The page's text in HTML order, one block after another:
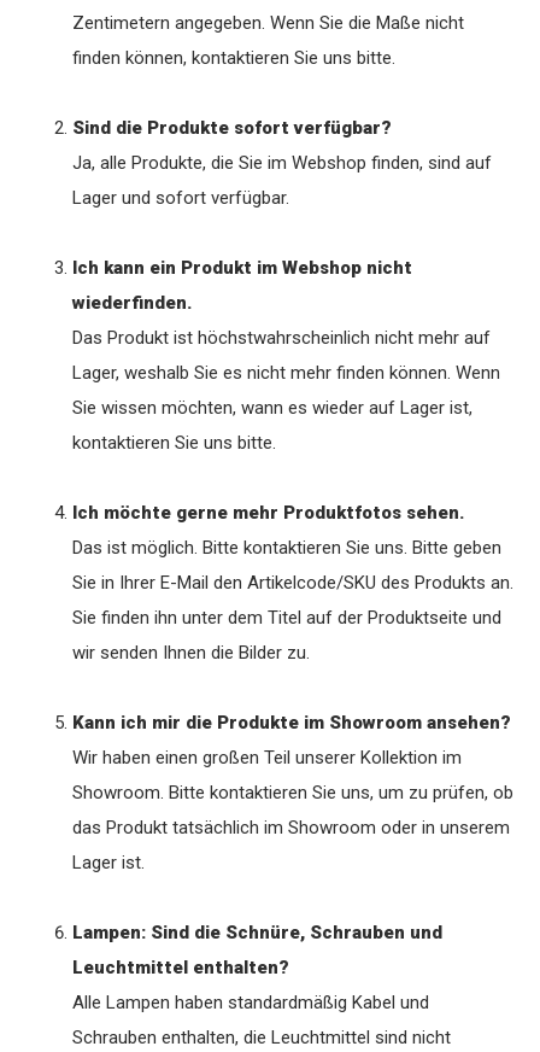
Zentimetern angegeben. Wenn Sie die Maße nicht
finden können, kontaktieren Sie uns bitte.
Sind die Produkte sofort verfügbar?
Ja, alle Produkte, die Sie im Webshop finden, sind auf
Lager und sofort verfügbar.
Ich kann ein Produkt im Webshop nicht
wiederfinden.
Das Produkt ist höchstwahrscheinlich nicht mehr auf
Lager, weshalb Sie es nicht mehr finden können. Wenn
Sie wissen möchten, wann es wieder auf Lager ist,
kontaktieren Sie uns bitte.
Ich möchte gerne mehr Produktfotos sehen.
Das ist möglich. Bitte kontaktieren Sie uns. Bitte geben
Sie in Ihrer E-Mail den Artikelcode/SKU des Produkts an.
Sie finden ihn unter dem Titel auf der Produktseite und
wir senden Ihnen die Bilder zu.
Kann ich mir die Produkte im Showroom ansehen?
Wir haben einen großen Teil unserer Kollektion im
Showroom. Bitte kontaktieren Sie uns, um zu prüfen, ob
das Produkt tatsächlich im Showroom oder in unserem
Lager ist.
Lampen: Sind die Schnüre, Schrauben und
Leuchtmittel enthalten?
Alle Lampen haben standardmäßig Kabel und
Schrauben enthalten, die Leuchtmittel sind nicht